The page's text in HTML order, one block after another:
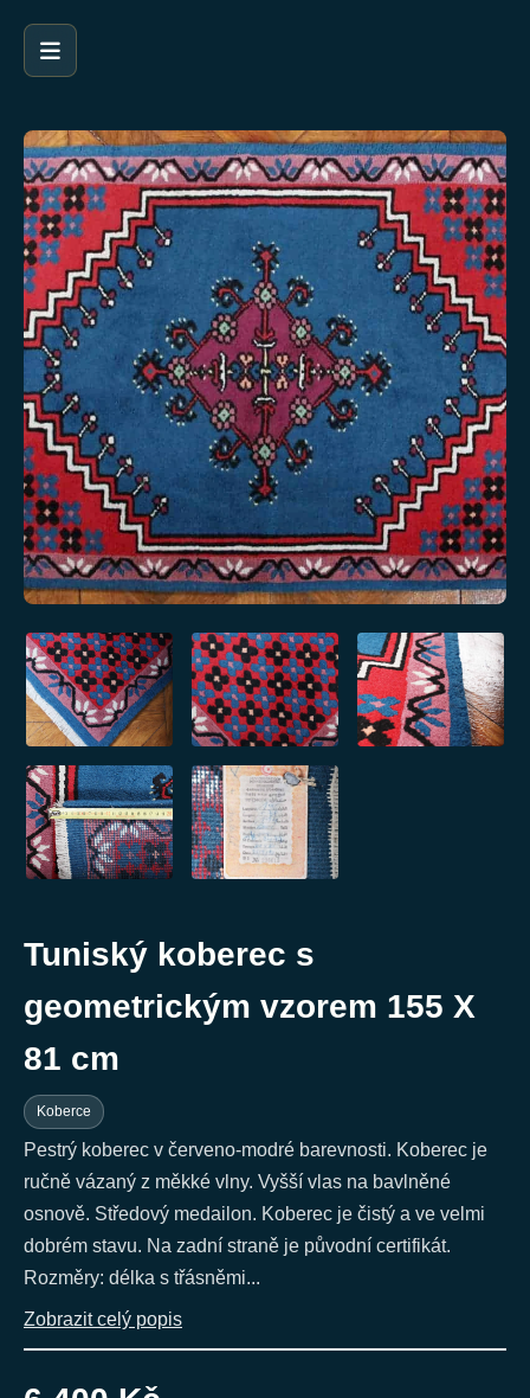
Tuniský koberec s
geometrickým vzorem 155 X
81 cm
Koberce
Pestrý koberec v červeno-modré barevnosti. Koberec je
ručně vázaný z měkké vlny. Vyšší vlas na bavlněné
osnově. Středový medailon. Koberec je čistý a ve velmi
dobrém stavu. Na zadní straně je původní certifikát.
Rozměry: délka s třásněmi...
Zobrazit celý popis